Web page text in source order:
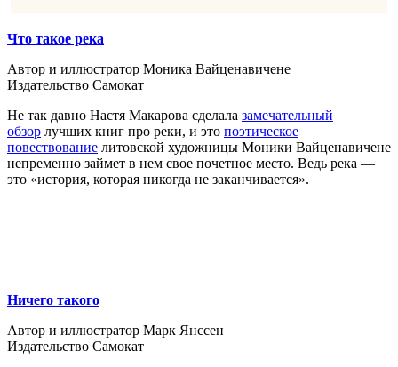
Что такое река
Автор и иллюстратор Моника Вайценавичене
Издательство Самокат
Не так давно Настя Макарова сделала замечательный
обзор лучших книг про реки, и это поэтическое
повествование литовской художницы Моники Вайценавичене
непременно займет в нем свое почетное место. Ведь река —
это «история, которая никогда не заканчивается».
Ничего такого
Автор и иллюстратор Марк Янссен
Издательство Самокат